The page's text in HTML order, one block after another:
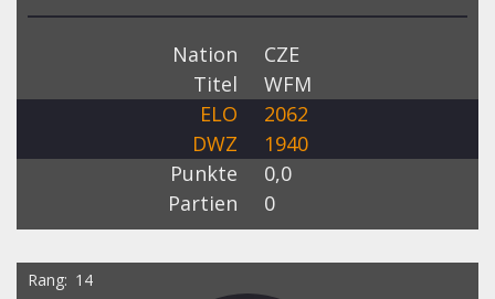
Nation
CZE
Titel
WFM
ELO
2062
DWZ
1940
Punkte
0,0
Partien
0
Rang 14